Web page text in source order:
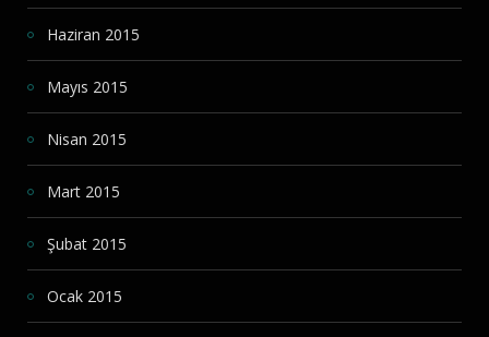
Haziran 2015
Mayıs 2015
Nisan 2015
Mart 2015
Şubat 2015
Ocak 2015